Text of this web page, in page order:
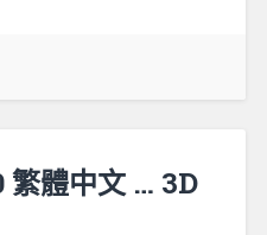
體中文 … 3D